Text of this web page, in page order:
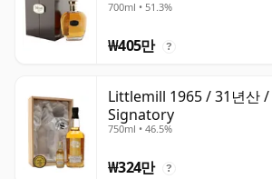
700ml • 51.3%
₩405만 ?
Littlemill 1965 / 31년산
Signatory
750ml • 46.5%
₩324만 ?